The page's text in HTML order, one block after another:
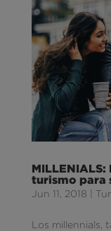
turismo para
Jun 11, 2018
Los millennials,